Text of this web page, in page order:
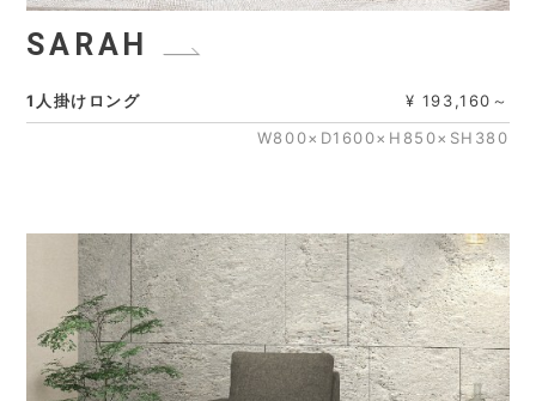
SARAH
1人掛けロング
¥ 193,160～
W800×D1600×H850×SH380